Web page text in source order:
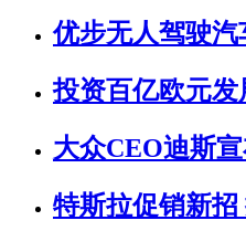
优步无人驾驶
投资百亿欧元
大众CEO迪斯
特斯拉促销新招